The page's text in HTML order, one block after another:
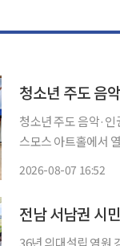
청소년 주도 음
청소년 주도 음악·
스모스 아트홀에서
2026-08-07 16:52
전남 서남권 시
36년 의대설립 염원 강조섬지역